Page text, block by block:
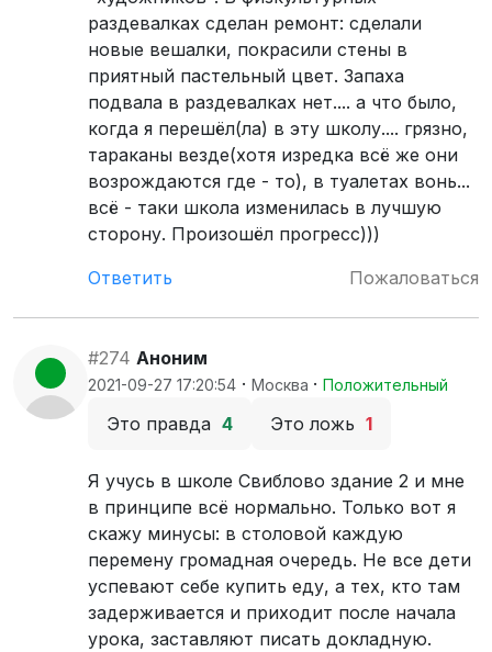
раздевалках сделан ремонт: сделали
новые вешалки, покрасили стены в
приятный пастельный цвет. Запаха
подвала в раздевалках нет.... а что было,
когда я перешёл(ла) в эту школу.... грязно,
тараканы везде(хотя изредка всё же они
возрождаются где - то), в туалетах вонь...
всё - таки школа изменилась в лучшую
сторону. Произошёл прогресс)))
Ответить
Пожаловаться
#274 Аноним
2021-09-27 17:20:54 · Москва · Положительный
Это правда 4 Это ложь 1
Я учусь в школе Свиблово здание 2 и мне
в принципе всё нормально. Только вот я
скажу минусы: в столовой каждую
перемену громадная очередь. Не все дети
успевают себе купить еду, а тех, кто там
задерживается и приходит после начала
урока, заставляют писать докладную.